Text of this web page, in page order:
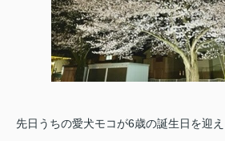
先日うちの愛犬モコが6歳の誕生日を迎